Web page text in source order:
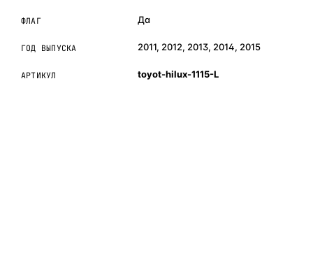
ФЛАГ Да
ГОД ВЫПУСКА 2011, 2012, 2013, 2014, 2015
АРТИКУЛ toyot-hilux-1115-L